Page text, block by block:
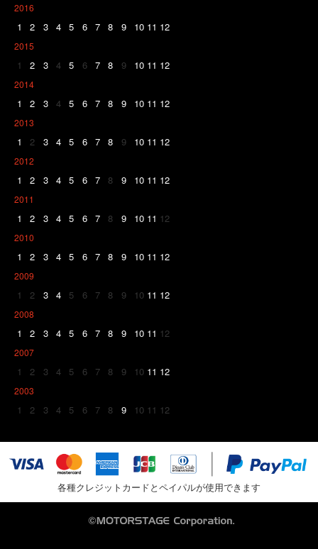
2016
1 2 3 4 5 6 7 8 9 10 11 12
2015
1 2 3 4 5 6 7 8 9 10 11 12
2014
1 2 3 4 5 6 7 8 9 10 11 12
2013
1 2 3 4 5 6 7 8 9 10 11 12
2012
1 2 3 4 5 6 7 8 9 10 11 12
2011
1 2 3 4 5 6 7 8 9 10 11 12
2010
1 2 3 4 5 6 7 8 9 10 11 12
2009
1 2 3 4 5 6 7 8 9 10 11 12
2008
1 2 3 4 5 6 7 8 9 10 11 12
2007
1 2 3 4 5 6 7 8 9 10 11 12
2003
1 2 3 4 5 6 7 8 9 10 11 12
各種クレジットカードとペイパルが使用できます